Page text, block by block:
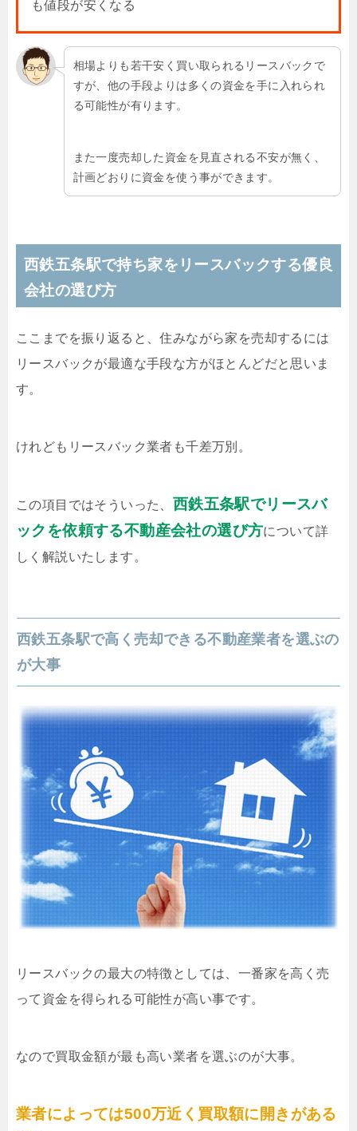
も値段が安くなる
相場よりも若干安く買い取られるリースバックで
すが、他の手段よりは多くの資金を手に入れられ
る可能性が有ります。
また一度売却した資金を見直される不安が無く、
計画どおりに資金を使う事ができます。
西鉄五条駅で持ち家をリースバックする優良
会社の選び方
ここまでを振り返ると、住みながら家を売却するには
リースバックが最適な手段な方がほとんどだと思いま
す。
けれどもリースバック業者も千差万別。
この項目ではそういった、 西鉄五条駅でリースバ
ックを依頼する不動産会社の選び方について詳
しく解説いたします。
西鉄五条駅で高く売却できる不動産業者を選ぶの
が大事
リースバックの最大の特徴としては、一番家を高く売
って資金を得られる可能性が高い事です。
なので買取金額が最も高い業者を選ぶのが大事。
業者によっては500万近く買取額に開きがある